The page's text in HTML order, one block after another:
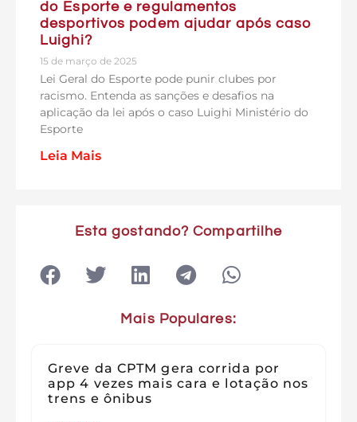
do Esporte e regulamentos
desportivos podem ajudar após caso
Luighi?
15 de março de 2025
Lei Geral do Esporte pode punir clubes por
racismo. Entenda as sanções e desafios na
aplicação da lei após o caso Luighi Ministério do
Esporte
Leia Mais
Esta gostando? Compartilhe
Mais Populares:
Greve da CPTM gera corrida por
app 4 vezes mais cara e lotação nos
trens e ônibus